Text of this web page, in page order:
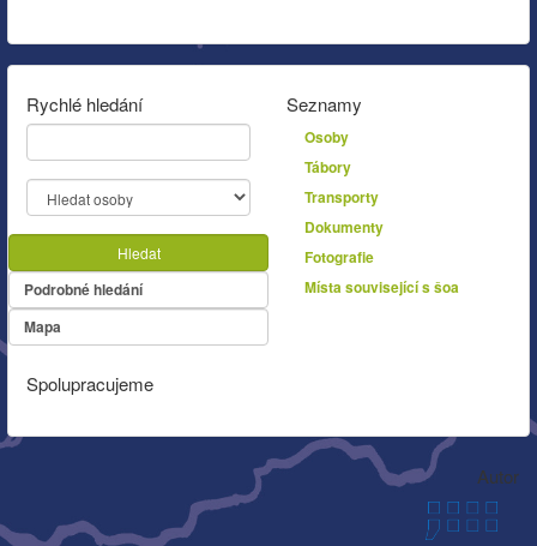
Rychlé hledání
Hledat
Podrobné hledání
Mapa
Seznamy
Osoby
Tábory
Transporty
Dokumenty
Fotografie
Místa související s šoa
Spolupracujeme
Autor